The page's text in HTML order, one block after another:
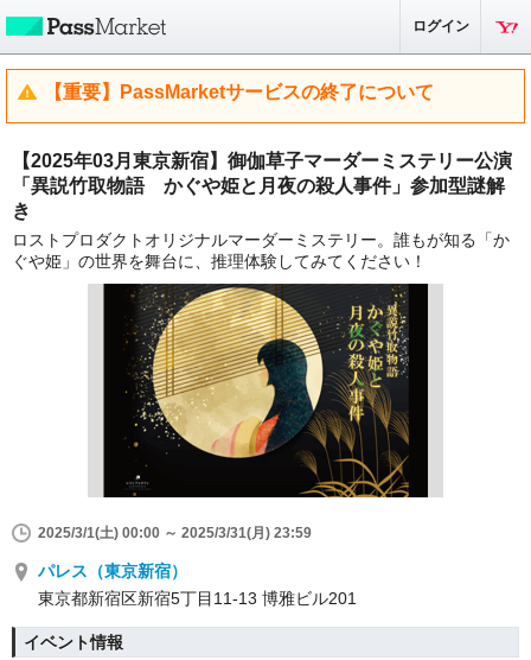
ログイン
【重要】PassMarketサービスの終了について
【2025年03月東京新宿】御伽草子マーダーミステリー公演
「異説竹取物語 かぐや姫と月夜の殺人事件」参加型謎解
き
ロストプロダクトオリジナルマーダーミステリー。誰もが知る「か
ぐや姫」の世界を舞台に、推理体験してみてください！
2025/3/1(土) 00:00 ～ 2025/3/31(月) 23:59
パレス（東京新宿）
東京都新宿区新宿5丁目11-13 博雅ビル201
イベント情報